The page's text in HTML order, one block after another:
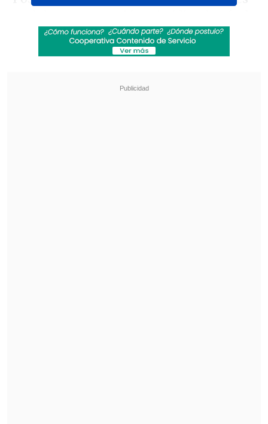
cámaras a través de sus redes sociales.
Allí el "Pitbull" le contestó entre risas:
encontrarte. Grande hermano".